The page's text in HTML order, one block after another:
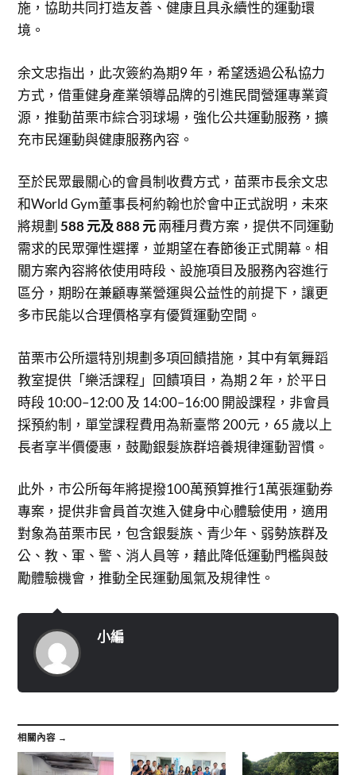
施，協助共同打造友善、健康且具永續性的運動環
境。
余文忠指出，此次簽約為期9 年，希望透過公私協力
方式，借重健身產業領導品牌的引進民間營運專業資
源，推動苗栗市綜合羽球場，強化公共運動服務，擴
充市民運動與健康服務內容。
至於民眾最關心的會員制收費方式，苗栗市長余文忠
和World Gym董事長柯約翰也於會中正式說明，未來
將規劃588元及888元兩種月費方案，提供不同運動
需求的民眾彈性選擇，並期望在春節後正式開幕。相
關方案內容將依使用時段、設施項目及服務內容進行
區分，期盼在兼顧專業營運與公益性的前提下，讓更
多市民能以合理價格享有優質運動空間。
苗栗市公所還特別規劃多項回饋措施，其中有氧舞蹈
教室提供「樂活課程」回饋項目，為期 2 年，於平日
時段 10:00–12:00 及 14:00–16:00 開設課程，非會員
採預約制，單堂課程費用為新臺幣 200元，65 歲以上
長者享半價優惠，鼓勵銀髮族群培養規律運動習慣。
此外，市公所每年將提撥100萬預算推行1萬張運動券
專案，提供非會員首次進入健身中心體驗使用，適用
對象為苗栗市民，包含銀髮族、青少年、弱勢族群及
公、教、軍、警、消人員等，藉此降低運動門檻與鼓
勵體驗機會，推動全民運動風氣及規律性。
小編
相關內容 →